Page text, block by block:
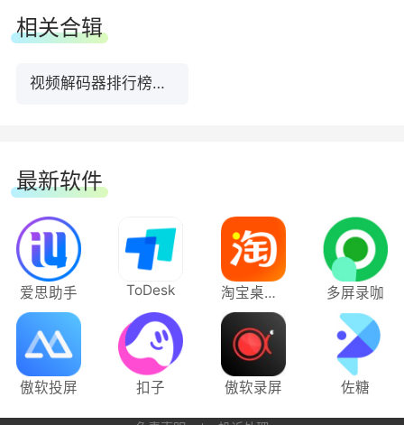
相关合辑
视频解码器排行榜前5名下载
最新软件
爱思助手 ToDesk 淘宝桌面版 多屏录咖
傲软投屏 扣子 傲软录屏 佐糖